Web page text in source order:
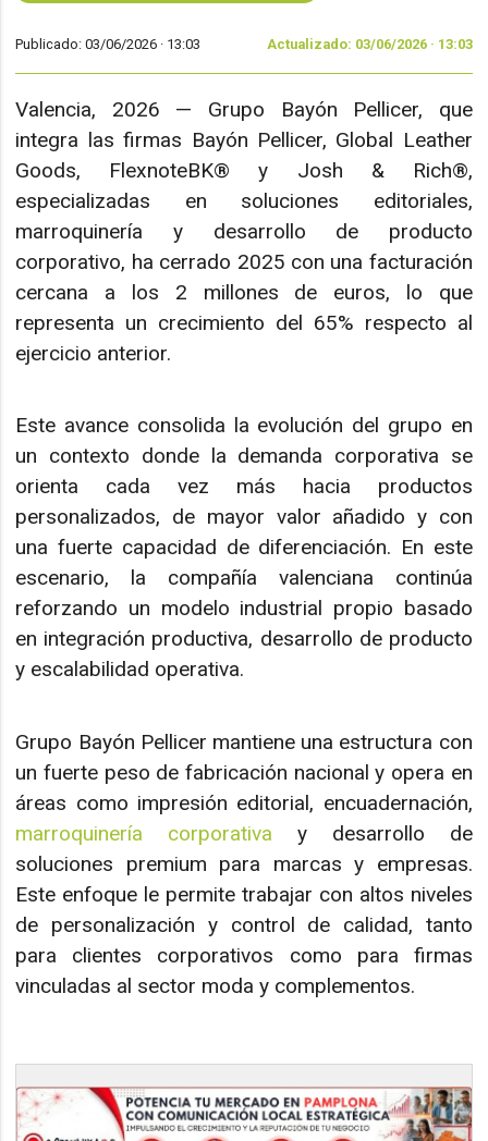
Publicado: 03/06/2026 · 13:03 Actualizado: 03/06/2026 · 13:03
Valencia, 2026 — Grupo Bayón Pellicer, que
integra las firmas Bayón Pellicer, Global Leather
Goods, FlexnoteBK® y Josh & Rich®,
especializadas en soluciones editoriales,
marroquinería y desarrollo de producto
corporativo, ha cerrado 2025 con una facturación
cercana a los 2 millones de euros, lo que
representa un crecimiento del 65% respecto al
ejercicio anterior.
Este avance consolida la evolución del grupo en
un contexto donde la demanda corporativa se
orienta cada vez más hacia productos
personalizados, de mayor valor añadido y con
una fuerte capacidad de diferenciación. En este
escenario, la compañía valenciana continúa
reforzando un modelo industrial propio basado
en integración productiva, desarrollo de producto
y escalabilidad operativa.
Grupo Bayón Pellicer mantiene una estructura con
un fuerte peso de fabricación nacional y opera en
áreas como impresión editorial, encuadernación,
marroquinería corporativa y desarrollo de
soluciones premium para marcas y empresas.
Este enfoque le permite trabajar con altos niveles
de personalización y control de calidad, tanto
para clientes corporativos como para firmas
vinculadas al sector moda y complementos.